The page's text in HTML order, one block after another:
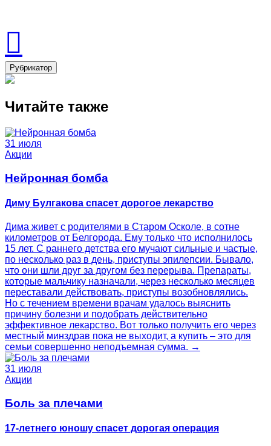
Рубрикатор
Читайте также
31 июля
Акции
Нейронная бомба
Диму Булгакова спасет дорогое лекарство
Дима живет с родителями в Старом Осколе, в сотне
километров от Белгорода. Ему только что исполнилось
15 лет. С раннего детства его мучают сильные и частые,
по несколько раз в день, приступы эпилепсии. Бывало,
что они шли друг за другом без перерыва. Препараты,
которые мальчику назначали, через несколько месяцев
переставали действовать, приступы возобновлялись.
Но с течением времени врачам удалось выяснить
причину болезни и подобрать действительно
эффективное лекарство. Вот только получить его через
местный минздрав пока не выходит, а купить – это для
семьи совершенно неподъемная сумма. →
31 июля
Акции
Боль за плечами
17-летнего юношу спасет дорогая операция